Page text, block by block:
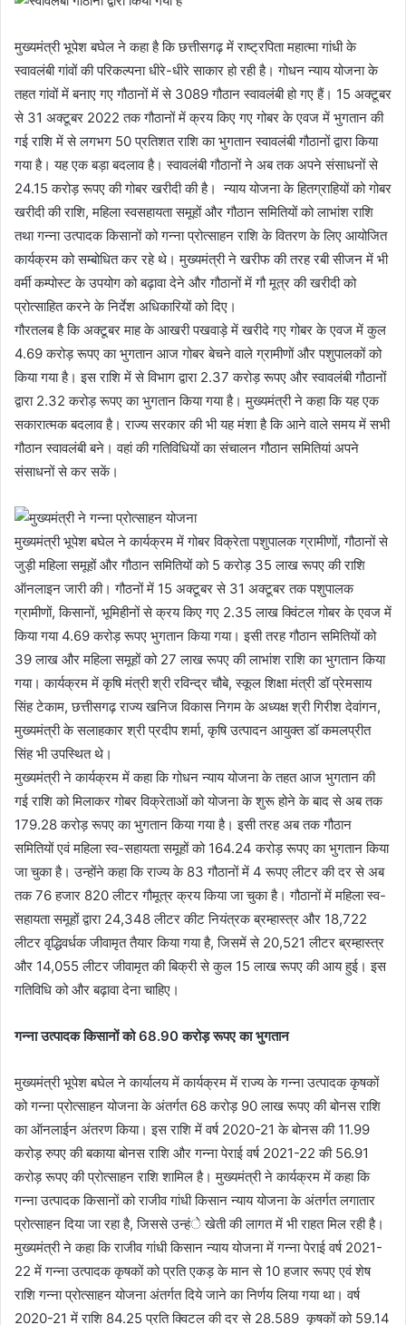
मुख्यमंत्री भूपेश बघेल ने कहा है कि छत्तीसगढ़ में राष्ट्रपिता महात्मा गांधी के
स्वावलंबी गांवों की परिकल्पना धीरे-धीरे साकार हो रही है। गोधन न्याय योजना के
तहत गांवों में बनाए गए गौठानों में से 3089 गौठान स्वावलंबी हो गए हैं। 15 अक्टूबर
से 31 अक्टूबर 2022 तक गौठानों में क्रय किए गए गोबर के एवज में भुगतान की
गई राशि में से लगभग 50 प्रतिशत राशि का भुगतान स्वावलंबी गौठानों द्वारा किया
गया है। यह एक बड़ा बदलाव है। स्वावलंबी गौठानों ने अब तक अपने संसाधनों से
24.15 करोड़ रूपए की गोबर खरीदी की है। न्याय योजना के हितग्राहियों को गोबर
खरीदी की राशि, महिला स्वसहायता समूहों और गौठान समितियों को लाभांश राशि
तथा गन्ना उत्पादक किसानों को गन्ना प्रोत्साहन राशि के वितरण के लिए आयोजित
कार्यक्रम को सम्बोधित कर रहे थे। मुख्यमंत्री ने खरीफ की तरह रबी सीजन में भी
वर्मी कम्पोस्ट के उपयोग को बढ़ावा देने और गौठानों में गौ मूत्र की खरीदी को
प्रोत्साहित करने के निर्देश अधिकारियों को दिए।
गौरतलब है कि अक्टूबर माह के आखरी पखवाड़े में खरीदे गए गोबर के एवज में कुल
4.69 करोड़ रूपए का भुगतान आज गोबर बेचने वाले ग्रामीणों और पशुपालकों को
किया गया है। इस राशि में से विभाग द्वारा 2.37 करोड़ रूपए और स्वावलंबी गौठानों
द्वारा 2.32 करोड़ रूपए का भुगतान किया गया है। मुख्यमंत्री ने कहा कि यह एक
सकारात्मक बदलाव है। राज्य सरकार की भी यह मंशा है कि आने वाले समय में सभी
गौठान स्वावलंबी बने। वहां की गतिविधियों का संचालन गौठान समितियां अपने
संसाधनों से कर सकें।
मुख्यमंत्री भूपेश बघेल ने कार्यक्रम में गोबर विक्रेता पशुपालक ग्रामीणों, गौठानों से
जुड़ी महिला समूहों और गौठान समितियों को 5 करोड़ 35 लाख रूपए की राशि
ऑनलाइन जारी की। गौठनों में 15 अक्टूबर से 31 अक्टूबर तक पशुपालक
ग्रामीणों, किसानों, भूमिहीनों से क्रय किए गए 2.35 लाख क्विंटल गोबर के एवज में
किया गया 4.69 करोड़ रूपए भुगतान किया गया। इसी तरह गौठान समितियों को
39 लाख और महिला समूहों को 27 लाख रूपए की लाभांश राशि का भुगतान किया
गया। कार्यक्रम में कृषि मंत्री श्री रविन्द्र चौबे, स्कूल शिक्षा मंत्री डॉ प्रेमसाय
सिंह टेकाम, छत्तीसगढ़ राज्य खनिज विकास निगम के अध्यक्ष श्री गिरीश देवांगन,
मुख्यमंत्री के सलाहकार श्री प्रदीप शर्मा, कृषि उत्पादन आयुक्त डॉ कमलप्रीत
सिंह भी उपस्थित थे।
मुख्यमंत्री ने कार्यक्रम में कहा कि गोधन न्याय योजना के तहत आज भुगतान की
गई राशि को मिलाकर गोबर विक्रेताओं को योजना के शुरू होने के बाद से अब तक
179.28 करोड़ रूपए का भुगतान किया गया है। इसी तरह अब तक गौठान
समितियों एवं महिला स्व-सहायता समूहों को 164.24 करोड़ रूपए का भुगतान किया
जा चुका है। उन्होंने कहा कि राज्य के 83 गौठानों में 4 रूपए लीटर की दर से अब
तक 76 हजार 820 लीटर गौमूत्र क्रय किया जा चुका है। गौठानों में महिला स्व-
सहायता समूहों द्वारा 24,348 लीटर कीट नियंत्रक ब्रम्हास्त्र और 18,722
लीटर वृद्धिवर्धक जीवामृत तैयार किया गया है, जिसमें से 20,521 लीटर ब्रम्हास्त्र
और 14,055 लीटर जीवामृत की बिक्री से कुल 15 लाख रूपए की आय हुई। इस
गतिविधि को और बढ़ावा देना चाहिए।
गन्ना उत्पादक किसानों को 68.90 करोड़ रूपए का भुगतान
मुख्यमंत्री भूपेश बघेल ने कार्यालय में कार्यक्रम में राज्य के गन्ना उत्पादक कृषकों
को गन्ना प्रोत्साहन योजना के अंतर्गत 68 करोड़ 90 लाख रूपए की बोनस राशि
का ऑनलाईन अंतरण किया। इस राशि में वर्ष 2020-21 के बोनस की 11.99
करोड़ रुपए की बकाया बोनस राशि और गन्ना पेराई वर्ष 2021-22 की 56.91
करोड़ रूपए की प्रोत्साहन राशि शामिल है। मुख्यमंत्री ने कार्यक्रम में कहा कि
गन्ना उत्पादक किसानों को राजीव गांधी किसान न्याय योजना के अंतर्गत लगातार
प्रोत्साहन दिया जा रहा है, जिससे उन्हंे खेती की लागत में भी राहत मिल रही है।
मुख्यमंत्री ने कहा कि राजीव गांधी किसान न्याय योजना में गन्ना पेराई वर्ष 2021-
22 में गन्ना उत्पादक कृषकों को प्रति एकड़ के मान से 10 हजार रूपए एवं शेष
राशि गन्ना प्रोत्साहन योजना अंतर्गत दिये जाने का निर्णय लिया गया था। वर्ष
2020-21 में राशि 84.25 प्रति क्विटल की दर से 28.589 कृषकों को 59.14